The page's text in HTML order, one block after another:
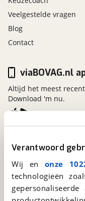
Verantwoord
Wij en onze
technologieën
Veelgestelde vragen
Blog
Contact
Kosterijland
Een initiatief
BOVAG
viaBOVAG.nl
Altijd het meest
Download 'm nu.